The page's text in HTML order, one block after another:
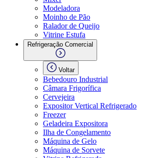
Modeladora
Moinho de Pão
Ralador de Queijo
Vitrine Estufa
Refrigeração Comercial
Voltar
Bebedouro Industrial
Câmara Frigorífica
Cervejeira
Expositor Vertical Refrigerado
Freezer
Geladeira Expositora
Ilha de Congelamento
Máquina de Gelo
Máquina de Sorvete